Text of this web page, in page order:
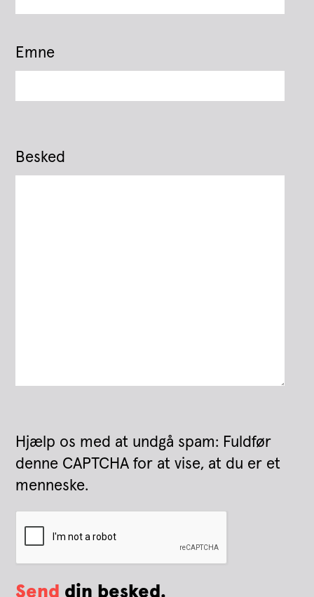
Emne
Besked
Hjælp os med at undgå spam: Fuldfør
denne CAPTCHA for at vise, at du er et
menneske.
Send din besked.